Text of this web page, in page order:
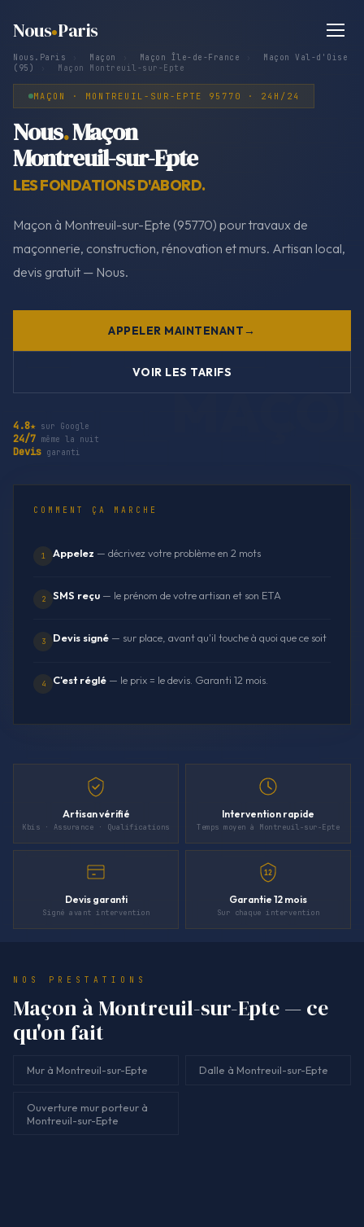
Nous Paris
Nous.Paris Maçon Maçon Île-de-France
Maçon Val-d'Oise
(95)
Maçon Montreuil-sur-Epte
MAÇON · MONTREUIL-SUR-EPTE 95770 · 24H/24
Nous.Maçon
Montreuil-sur-Epte
LES FONDATIONS D'ABORD.
Maçon à Montreuil-sur-Epte (95770) pour travaux de
maçonnerie, construction, rénovation et murs. Artisan local,
devis gratuit — Nous.
APPELER MAINTENANT
VOIR LES TARIFS
4.8★ sur Google
24/7 même la nuit
Devis garanti
COMMENT ÇA MARCHE
1 Appelez — décrivez votre problème en 2 mots
2 SMS reçu — le prénom de votre artisan et son ETA
3 Devis signé — sur place, avant qu'il touche à quoi que ce soit
4 C'est réglé — le prix = le devis. Garanti 12 mois.
Artisan vérifié
Kbis · Assurance · Qualifications
Intervention rapide
Temps moyen à Montreuil-sur-Epte
Devis garanti
Signé avant intervention
12
Garantie 12 mois
Sur chaque intervention
NOS PRESTATIONS
Maçon à Montreuil-sur-Epte — ce
qu'on fait
Mur à Montreuil-sur-Epte Dalle à Montreuil-sur-Epte
Ouverture mur porteur à
Montreuil-sur-Epte